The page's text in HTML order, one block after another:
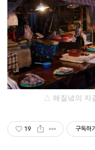
△ 해질녘의 자
19 구독하